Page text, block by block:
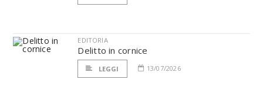
EDITORIA
Delitto in cornice
LEGGI 13/07/2026